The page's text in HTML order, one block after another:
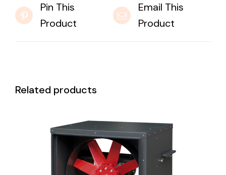
Pin This
Product
Email This
Product
Related products